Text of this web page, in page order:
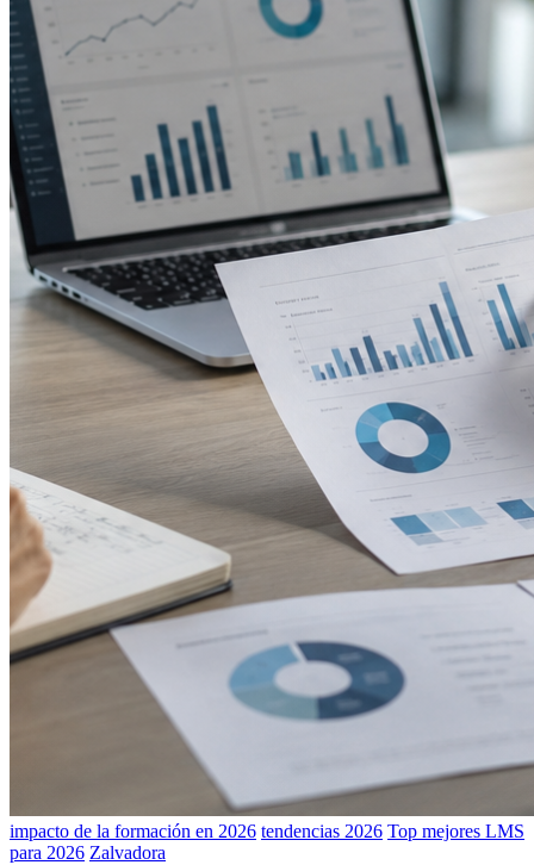
impacto de la formación en 2026 tendencias 2026 Top mejores LMS
para 2026 Zalvadora